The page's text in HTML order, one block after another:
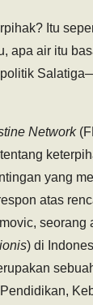
Itu
apa air itu
Network
yang
atas
seorang
) di